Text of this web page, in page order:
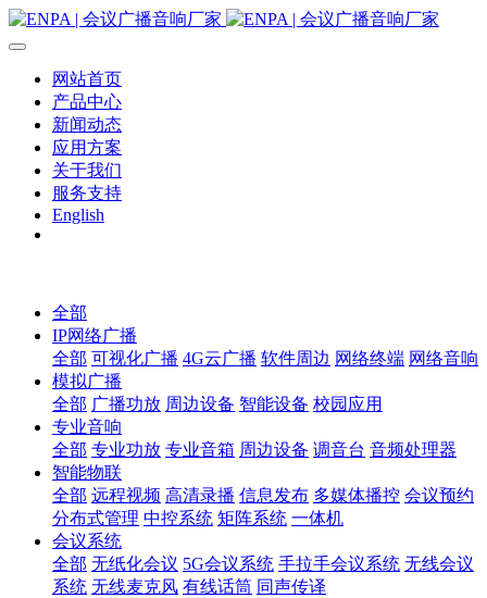
网站首页
产品中心
新闻动态
应用方案
关于我们
服务支持
English
全部
IP网络广播
全部 可视化广播 4G云广播 软件周边 网络终端 网络音响
模拟广播
全部 广播功放 周边设备 智能设备 校园应用
专业音响
全部 专业功放 专业音箱 周边设备 调音台 音频处理器
智能物联
全部 远程视频 高清录播 信息发布 多媒体播控 会议预约
分布式管理 中控系统 矩阵系统 一体机
会议系统
全部 无纸化会议 5G会议系统 手拉手会议系统 无线会议
系统 无线麦克风 有线话筒 同声传译